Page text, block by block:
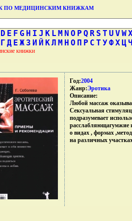
ПО МЕДИЦИНСКИМ КНИЖКАМ
D E F G H I J K L M N O P Q R S T U V W
Г Д Е Ж З И Й КЛ М Н О П Р С Т УФХЦЧ
книжки
Год:2004
Жанр:Эротика
Описание:
Любой массаж
Сексуальная
подразумевает
расслабляющагумжие
о видах , формах
на различных